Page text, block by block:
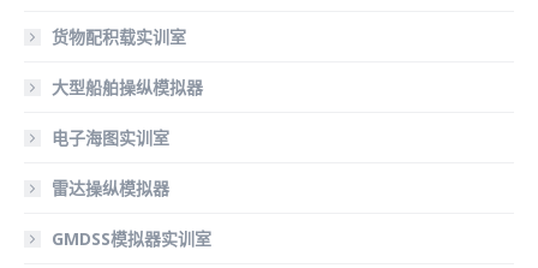
货物配积载实训室
大型船舶操纵模拟器
电子海图实训室
雷达操纵模拟器
GMDSS模拟器实训室